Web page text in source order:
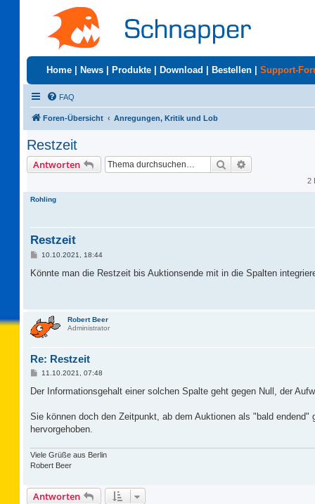
Home News Produkte Download Bestellen Support-
FAQ
Foren-Übersicht Anregungen, Kritik und Lob
Restzeit
Antworten Suche
2
Rohling
Restzeit
B
i
10.10.2021, 18:44
Könnte man die Restzeit bis Auktionsende mit in die Spalten
Robert Beer
Administrator
Re: Restzeit
B
i
a
11.10.2021, 07:48
Der Informationsgehalt einer solchen Spalte geht gegen Null, der
Sie können doch den Zeitpunkt, ab dem Auktionen als "bald
hervorgehoben.
Viele Grüße aus Berlin
Robert Beer
Antworten